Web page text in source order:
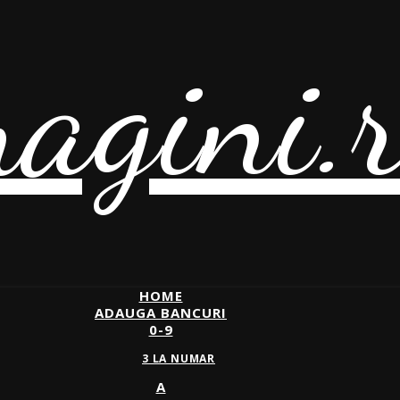
HOME
ADAUGA BANCURI
0-9
3 LA NUMAR
A